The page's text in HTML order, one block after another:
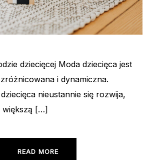
dziecięcej Moda dziecięca jest
i dynamiczna.
nieustannie się rozwija,
[…]
READ MORE